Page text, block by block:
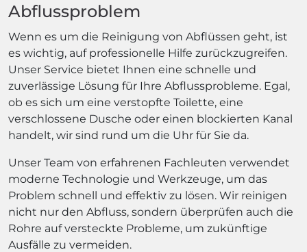
Abflussproblem
Wenn es um die Reinigung von Abflüssen geht, ist
es wichtig, auf professionelle Hilfe zurückzugreifen.
Unser Service bietet Ihnen eine schnelle und
zuverlässige Lösung für Ihre Abflussprobleme. Egal,
ob es sich um eine verstopfte Toilette, eine
verschlossene Dusche oder einen blockierten Kanal
handelt, wir sind rund um die Uhr für Sie da.
Unser Team von erfahrenen Fachleuten verwendet
moderne Technologie und Werkzeuge, um das
Problem schnell und effektiv zu lösen. Wir reinigen
nicht nur den Abfluss, sondern überprüfen auch die
Rohre auf versteckte Probleme, um zukünftige
Ausfälle zu vermeiden.